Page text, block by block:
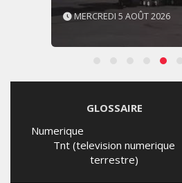
MERCREDI 5 AOÛT 2026
GLOSSAIRE
Numerique
Tnt (television numerique
terrestre)